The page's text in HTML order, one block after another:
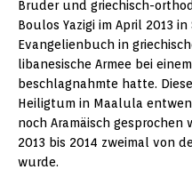
Bruder und griechisch-
Boulos Yazigi im April 2013
Evangelienbuch in
libanesische Armee bei
beschlagnahmte hatte.
Heiligtum in Maalula
noch Aramäisch
2013 bis 2014 zweimal von
wurde.